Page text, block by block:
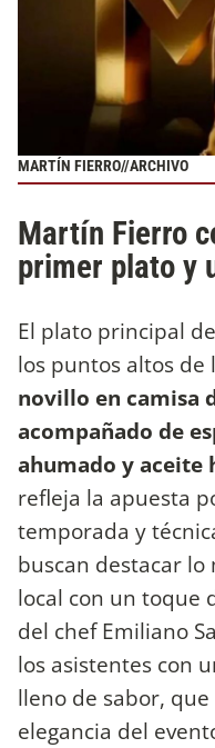
MARTÍN FIERRO//ARCHIVO
Martín Fierro
primer plato y
El plato principal
los puntos altos de
novillo en camisa
acompañado de
ahumado y aceite
refleja la apuesta
temporada y
buscan destacar
local con un toque
del chef Emiliano
los asistentes con
lleno de sabor,
elegancia del